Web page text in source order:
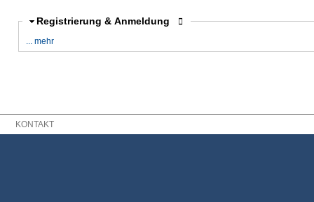
Ausblenden
Registrierung & Anmeldung
... mehr
KONTAKT